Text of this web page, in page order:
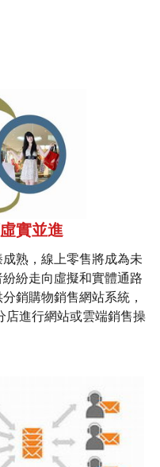
實並進
熟，線上零售將成為未
紛走向虛擬和實體通路
銷購物銷售網站系統，
店進行網站或雲端銷售操